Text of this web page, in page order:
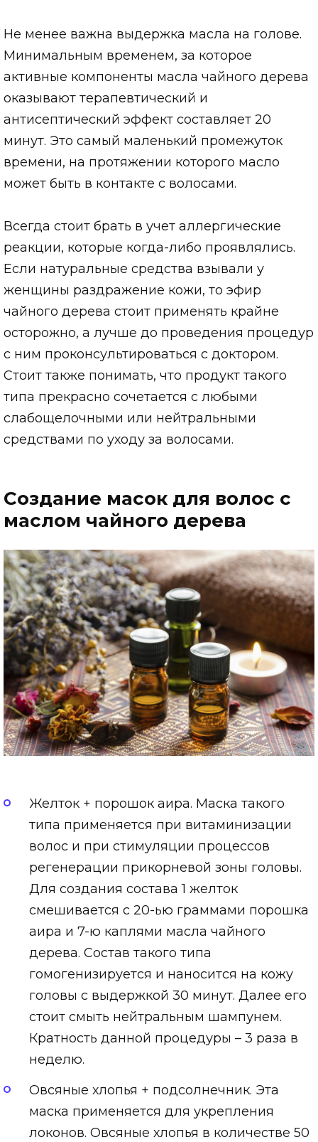
Не менее важна выдержка масла на голове.
Минимальным временем, за которое
активные компоненты масла чайного дерева
оказывают терапевтический и
антисептический эффект составляет 20
минут. Это самый маленький промежуток
времени, на протяжении которого масло
может быть в контакте с волосами.
Всегда стоит брать в учет аллергические
реакции, которые когда-либо проявлялись.
Если натуральные средства взывали у
женщины раздражение кожи, то эфир
чайного дерева стоит применять крайне
осторожно, а лучше до проведения процедур
с ним проконсультироваться с доктором.
Стоит также понимать, что продукт такого
типа прекрасно сочетается с любыми
слабощелочными или нейтральными
средствами по уходу за волосами.
Создание масок для волос с
маслом чайного дерева
Желток + порошок аира. Маска такого
типа применяется при витаминизации
волос и при стимуляции процессов
регенерации прикорневой зоны головы.
Для создания состава 1 желток
смешивается с 20-ью граммами порошка
аира и 7-ю каплями масла чайного
дерева. Состав такого типа
гомогенизируется и наносится на кожу
головы с выдержкой 30 минут. Далее его
стоит смыть нейтральным шампунем.
Кратность данной процедуры – 3 раза в
неделю.
Овсяные хлопья + подсолнечник. Эта
маска применяется для укрепления
локонов. Овсяные хлопья в количестве 50